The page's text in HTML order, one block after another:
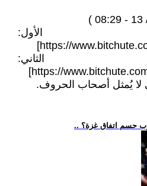
الأول:
الثاني:
[https://www.bitchute.com/video/ugPvRFami0XP]
لا يُمثل أصحاب الحروف.
حسم اتفاق غزة؟